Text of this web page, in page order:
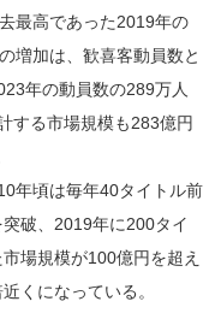
最高であった2019年の
増加は、歓喜客動員数と
年の動員数の289万人
する市場規模も283億円
年頃は毎年40タイトル前
破、2019年に200タイ
場規模が100億円を超え
くになっている。